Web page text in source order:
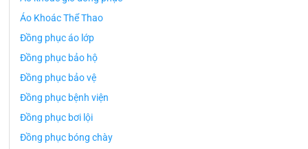
Áo Khoác Thể Thao
Đồng phục áo lớp
Đồng phục bảo hộ
Đồng phục bảo vệ
Đồng phục bệnh viện
Đồng phục bơi lội
Đồng phục bóng chày